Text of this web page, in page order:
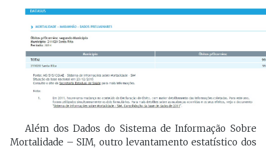
Além dos Dados do Sistema de Informação Sobre
Mortalidade – SIM, outro levantamento estatístico dos